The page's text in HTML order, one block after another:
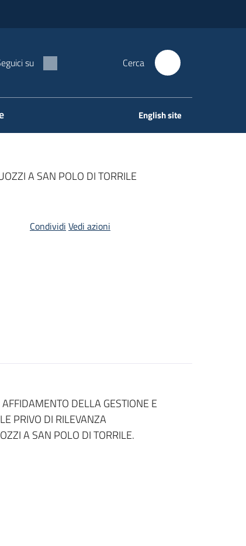
su Cerca
English site
A SAN POLO DI TORRILE
Condividi Vedi azioni
DELLA GESTIONE E
PRIVO DI RILEVANZA
A SAN POLO DI TORRILE.